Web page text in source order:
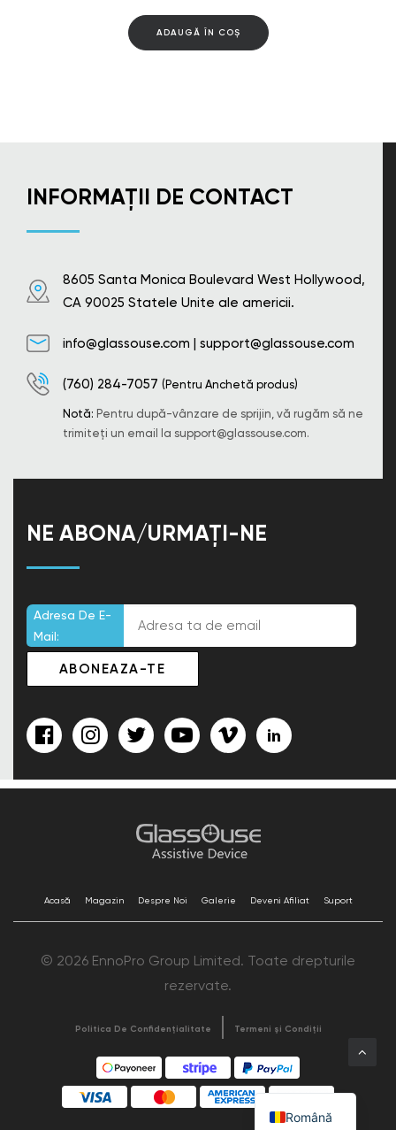
ADAUGĂ ÎN COȘ
INFORMAȚII DE CONTACT
8605 Santa Monica Boulevard West Hollywood,
CA 90025 Statele Unite ale americii.
info@glassouse.com | support@glassouse.com
(760) 284-7057 (Pentru Anchetă produs)
Notă: Pentru după-vânzare de sprijin, vă rugăm să ne
trimiteți un email la support@glassouse.com.
NE ABONA/URMAȚI-NE
Adresa De E-
Mail:
Acasă Magazin Despre Noi Galerie Deveni Afiliat Suport
© 2026 EnnoPro Group Limited. Toate drepturile
rezervate.
Politica De Confidențialitate Termeni și Condiții
Română